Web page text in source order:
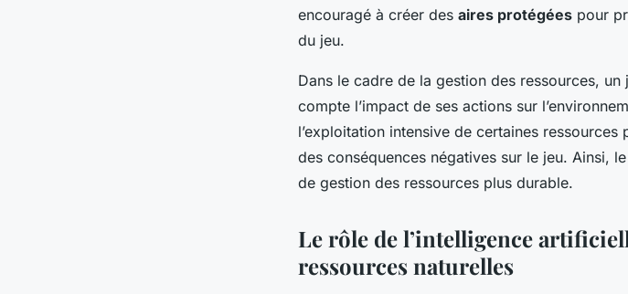
encouragé à créer des aires protégées pour
du jeu.
Dans le cadre de la gestion des ressources,
compte l’impact de ses actions sur
l’exploitation intensive de certaines
des conséquences négatives sur le jeu. Ainsi,
de gestion des ressources plus durable.
Le rôle de l’intelligence
ressources naturelles